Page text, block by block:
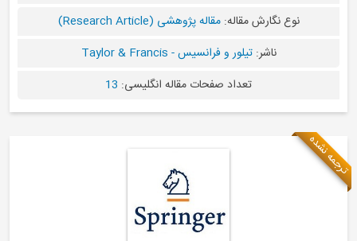
نوع نگارش مقاله:مقاله پژوهشی (Research Article)
تیلور و فرانسیس - Taylor & Francis
تعداد صفحات مقاله انگلیسی:13